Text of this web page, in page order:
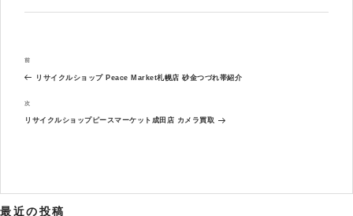
稿
ナ
ゲ
ー
過
去
投
稿
前
リサイクルショップ Peace Market札幌店 砂金つづれ帯紹介
次
の
次
リサイクルショップピースマーケット成田店 カメラ買取
最近の投稿